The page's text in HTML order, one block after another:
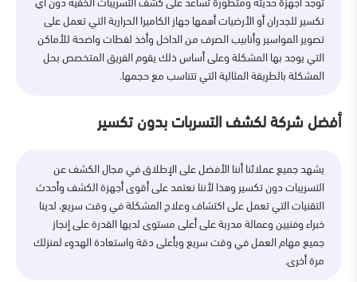
تكسير للجدران أو الأرضيات أهمها جهاز الكاميرا الحرارية التي تعمل على
تصوير المواسير وأنابيب الصرف من الداخل وأخذ لقطات واضحة للأماكن
التي يوجد بها المشكلة وعلى أساس ذلك يقوم الفريق المتخصص بحل
المشكلة بالطريقة المثالية التي تتناسب مع حجمها.
أفضل شركة لكشف التسربات بدون تكسير
يشهد جميع عملائنا أننا الأفضل على الإطلاق في مجال الكشف عن
التسريبات دون تكسير وهذا لأننا نعتمد على أقوى أجهزة الكشف وأحدث
التقنيات التي تعمل على اكتشاف وعلاج المشكلة في وقت سريع، لدينا
خبراء وفنيين وعمالة مدربة على أعلى مستوى لديها القدرة على إنجاز
جميع مهام العمل في وقت سريع وبأعلى دقة واستعادة الهدوء لمنزلك
مرة أخرى.